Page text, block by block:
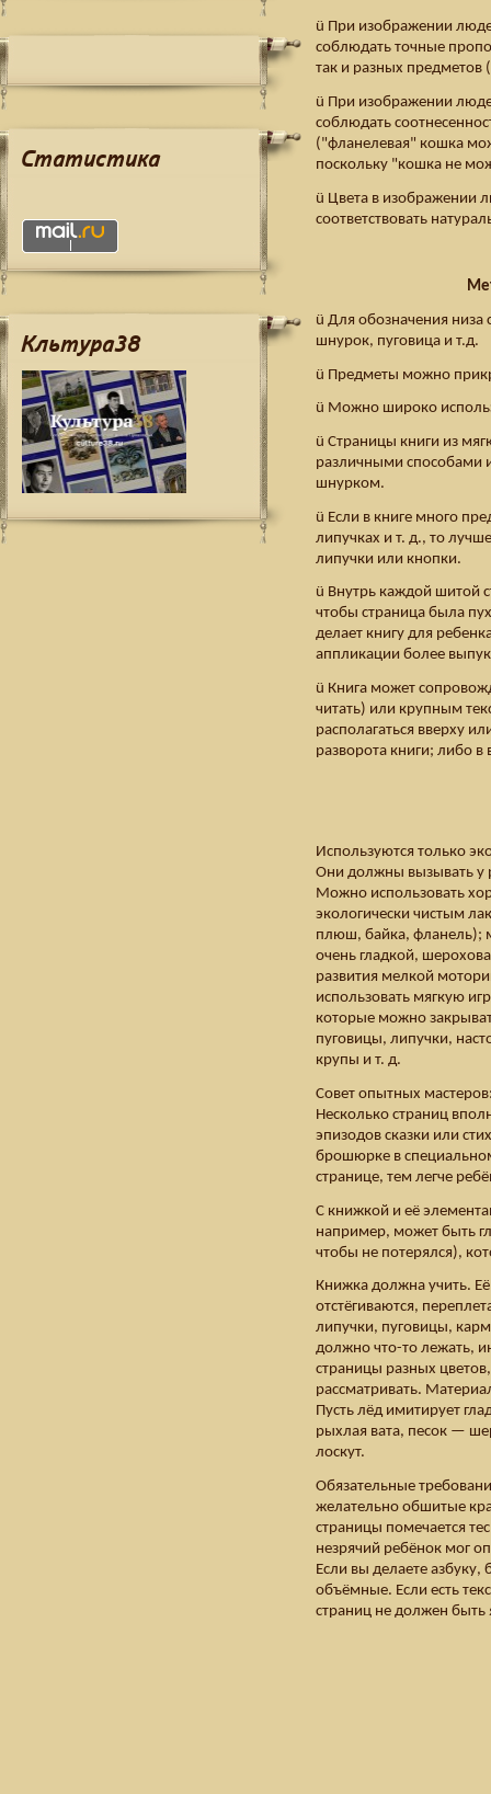
Статистика
Кльтура38
ü При изображении
соблюдать точные
так и разных
ü При изображении
соблюдать
("фланелевая" кошка
поскольку "кошка не
ü Цвета в изображении
соответствовать
ü Для обозначения низа
шнурок, пуговица и т.д.
ü Предметы можно
ü Можно широко
ü Страницы книги из
различными способами
шнурком.
ü Если в книге много
липучках и т. д., то
липучки или кнопки.
ü Внутрь каждой шитой
чтобы страница была
делает книгу для
аппликации более
ü Книга может
читать) или крупным
располагаться вверху
разворота книги; либо
Используются только
Они должны вызывать у
Можно использовать
экологически чистым
плюш, байка, фланель);
очень гладкой,
развития мелкой
использовать мягкую
которые можно
пуговицы, липучки,
крупы и т. д.
Совет опытных
Несколько страниц
эпизодов сказки или
брошюрке в
странице, тем легче
С книжкой и её
например, может быть
чтобы не потерялся),
Книжка должна учить.
отстёгиваются,
липучки, пуговицы,
должно что-то лежать,
страницы разных
рассматривать.
Пусть лёд имитирует
рыхлая вата, песок —
лоскут.
Обязательные
желательно обшитые
страницы помечается
незрячий ребёнок мог
Если вы делаете
объёмные. Если есть
страниц не должен быть